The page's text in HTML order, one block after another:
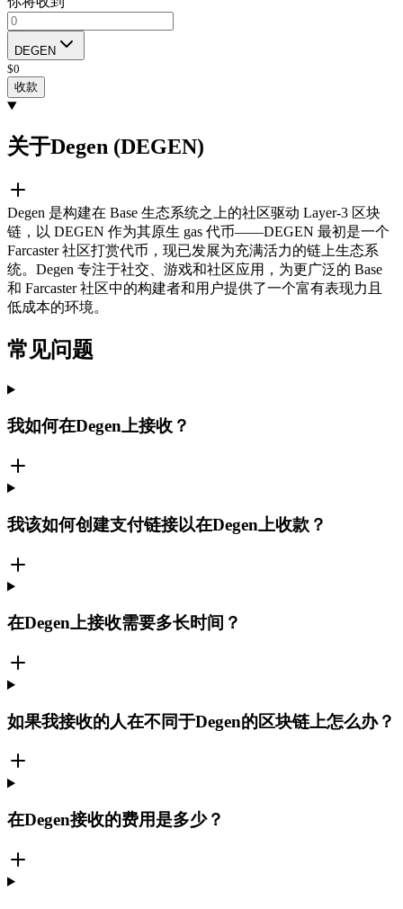
DEGEN
$0
收款
关于Degen (DEGEN)
Degen 是构建在 Base 生态系统之上的社区驱动 Layer-3 区块
链，以 DEGEN 作为其原生 gas 代币——DEGEN 最初是一个
Farcaster 社区打赏代币，现已发展为充满活力的链上生态系
统。Degen 专注于社交、游戏和社区应用，为更广泛的 Base
和 Farcaster 社区中的构建者和用户提供了一个富有表现力且
低成本的环境。
常见问题
我如何在Degen上接收？
我该如何创建支付链接以在Degen上收款？
在Degen上接收需要多长时间？
如果我接收的人在不同于Degen的区块链上怎么办？
在Degen接收的费用是多少？